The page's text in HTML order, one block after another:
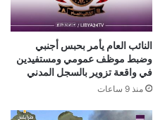
النائب العام يأمر بحبس أجنبي
وضبط موظف عمومي ومستفيدين
في واقعة تزوير بالسجل المدني
منذ 9 ساعات